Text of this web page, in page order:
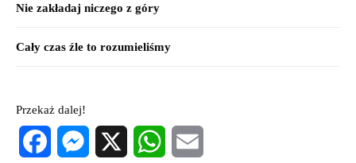
Nie zakładaj niczego z góry
Cały czas źle to rozumieliśmy
Przekaż dalej!